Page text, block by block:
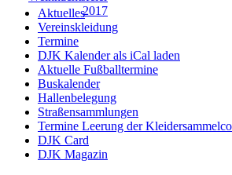
Aktuelles
Vereinskleidung
Termine
DJK Kalender als iCal laden
Aktuelle Fußballtermine
Buskalender
Hallenbelegung
Straßensammlungen
Termine Leerung der
DJK Card
DJK Magazin